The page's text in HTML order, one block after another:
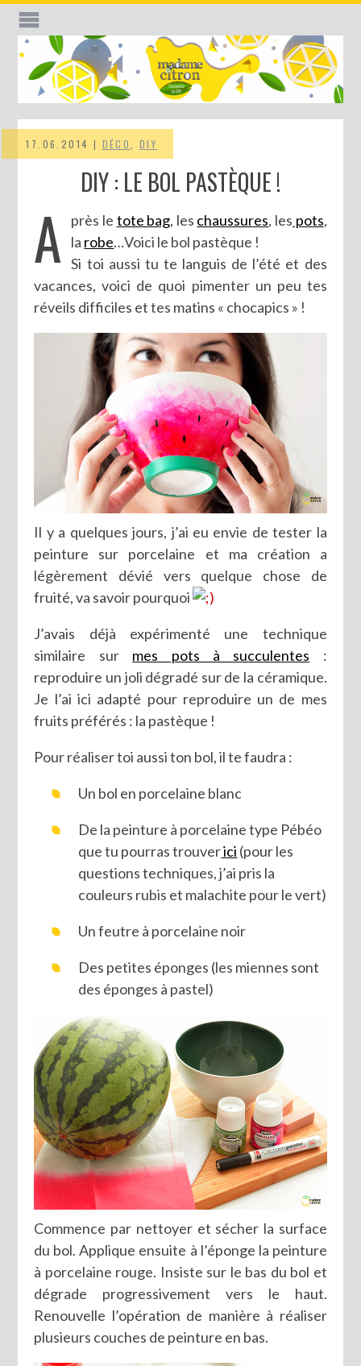
17.06.2014 | DÉCO ,DIY
DIY : LE BOL PASTÈQUE !
A près le tote bag, les chaussures, les pots,
la robe…Voici le bol pastèque !
Si toi aussi tu te languis de l’été et des
vacances, voici de quoi pimenter un peu tes
réveils difficiles et tes matins « chocapics » !
Il y a quelques jours, j’ai eu envie de tester la
peinture sur porcelaine et ma création a
légèrement dévié vers quelque chose de
fruité, va savoir pourquoi
J’avais déjà expérimenté une technique
similaire sur mes pots à succulentes :
reproduire un joli dégradé sur de la céramique.
Je l’ai ici adapté pour reproduire un de mes
fruits préférés : la pastèque !
Pour réaliser toi aussi ton bol, il te faudra :
Un bol en porcelaine blanc
De la peinture à porcelaine type Pébéo
que tu pourras trouverici (pour les
questions techniques, j’ai pris la
couleurs rubis et malachite pour le vert)
Un feutre à porcelaine noir
Des petites éponges (les miennes sont
des éponges à pastel)
Commence par nettoyer et sécher la surface
du bol. Applique ensuite à l’éponge la peinture
à porcelaine rouge. Insiste sur le bas du bol et
dégrade progressivement vers le haut.
Renouvelle l’opération de manière à réaliser
plusieurs couches de peinture en bas.